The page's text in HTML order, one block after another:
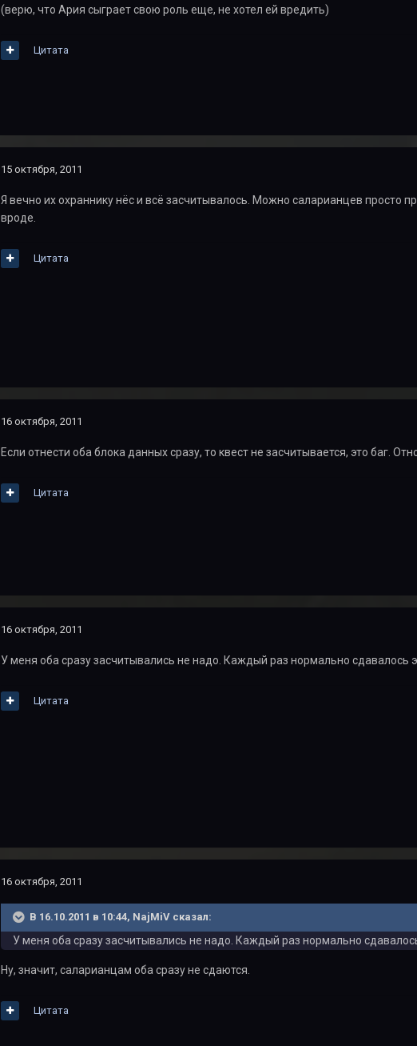
(верю, что Ария сыграет свою роль еще, не хотел ей вредить)
Цитата
15 октября, 2011
Я вечно их охраннику нёс и всё засчитывалось. Можно саларианцев просто
вроде.
Цитата
16 октября, 2011
Если отнести оба блока данных сразу, то квест не засчитывается, это баг.
Цитата
16 октября, 2011
У меня оба сразу засчитывались не надо. Каждый раз нормально сдавалось
Цитата
16 октября, 2011
В 16.10.2011 в 10:44, NajMiV сказал:
У меня оба сразу засчитывались не надо. Каждый раз нормально
Ну, значит, саларианцам оба сразу не сдаются.
Цитата